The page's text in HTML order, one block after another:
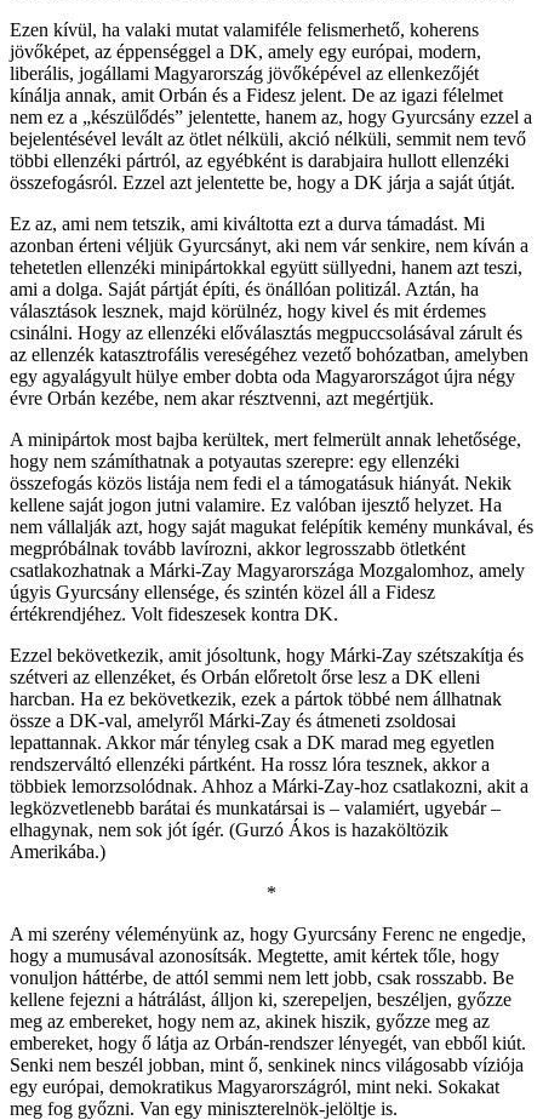
Ezen kívül, ha valaki mutat valamiféle felismerhető, koherens
jövőképet, az éppenséggel a DK, amely egy európai, modern,
liberális, jogállami Magyarország jövőképével az ellenkezőjét
kínálja annak, amit Orbán és a Fidesz jelent. De az igazi félelmet
nem ez a „készülődés” jelentette, hanem az, hogy Gyurcsány ezzel a
bejelentésével levált az ötlet nélküli, akció nélküli, semmit nem tevő
többi ellenzéki pártról, az egyébként is darabjaira hullott ellenzéki
összefogásról. Ezzel azt jelentette be, hogy a DK járja a saját útját.
Ez az, ami nem tetszik, ami kiváltotta ezt a durva támadást. Mi
azonban érteni véljük Gyurcsányt, aki nem vár senkire, nem kíván a
tehetetlen ellenzéki minipártokkal együtt süllyedni, hanem azt teszi,
ami a dolga. Saját pártját építi, és önállóan politizál. Aztán, ha
választások lesznek, majd körülnéz, hogy kivel és mit érdemes
csinálni. Hogy az ellenzéki előválasztás megpuccsolásával zárult és
az ellenzék katasztrofális vereségéhez vezető bohózatban, amelyben
egy agyalágyult hülye ember dobta oda Magyarországot újra négy
évre Orbán kezébe, nem akar résztvenni, azt megértjük.
A minipártok most bajba kerültek, mert felmerült annak lehetősége,
hogy nem számíthatnak a potyautas szerepre: egy ellenzéki
összefogás közös listája nem fedi el a támogatásuk hiányát. Nekik
kellene saját jogon jutni valamire. Ez valóban ijesztő helyzet. Ha
nem vállalják azt, hogy saját magukat felépítik kemény munkával, és
megpróbálnak tovább lavírozni, akkor legrosszabb ötletként
csatlakozhatnak a Márki-Zay Magyarországa Mozgalomhoz, amely
úgyis Gyurcsány ellensége, és szintén közel áll a Fidesz
értékrendjéhez. Volt fideszesek kontra DK.
Ezzel bekövetkezik, amit jósoltunk, hogy Márki-Zay szétszakítja és
szétveri az ellenzéket, és Orbán előretolt őrse lesz a DK elleni
harcban. Ha ez bekövetkezik, ezek a pártok többé nem állhatnak
össze a DK-val, amelyről Márki-Zay és átmeneti zsoldosai
lepattannak. Akkor már tényleg csak a DK marad meg egyetlen
rendszerváltó ellenzéki pártként. Ha rossz lóra tesznek, akkor a
többiek lemorzsolódnak. Ahhoz a Márki-Zay-hoz csatlakozni, akit a
legközvetlenebb barátai és munkatársai is – valamiért, ugyebár –
elhagynak, nem sok jót ígér. (Gurzó Ákos is hazaköltözik
Amerikába.)
*
A mi szerény véleményünk az, hogy Gyurcsány Ferenc ne engedje,
hogy a mumusával azonosítsák. Megtette, amit kértek tőle, hogy
vonuljon háttérbe, de attól semmi nem lett jobb, csak rosszabb. Be
kellene fejezni a hátrálást, álljon ki, szerepeljen, beszéljen, győzze
meg az embereket, hogy nem az, akinek hiszik, győzze meg az
embereket, hogy ő látja az Orbán-rendszer lényegét, van ebből kiút.
Senki nem beszél jobban, mint ő, senkinek nincs világosabb víziója
egy európai, demokratikus Magyarországról, mint neki. Sokakat
meg fog győzni. Van egy miniszterelnök-jelöltje is.